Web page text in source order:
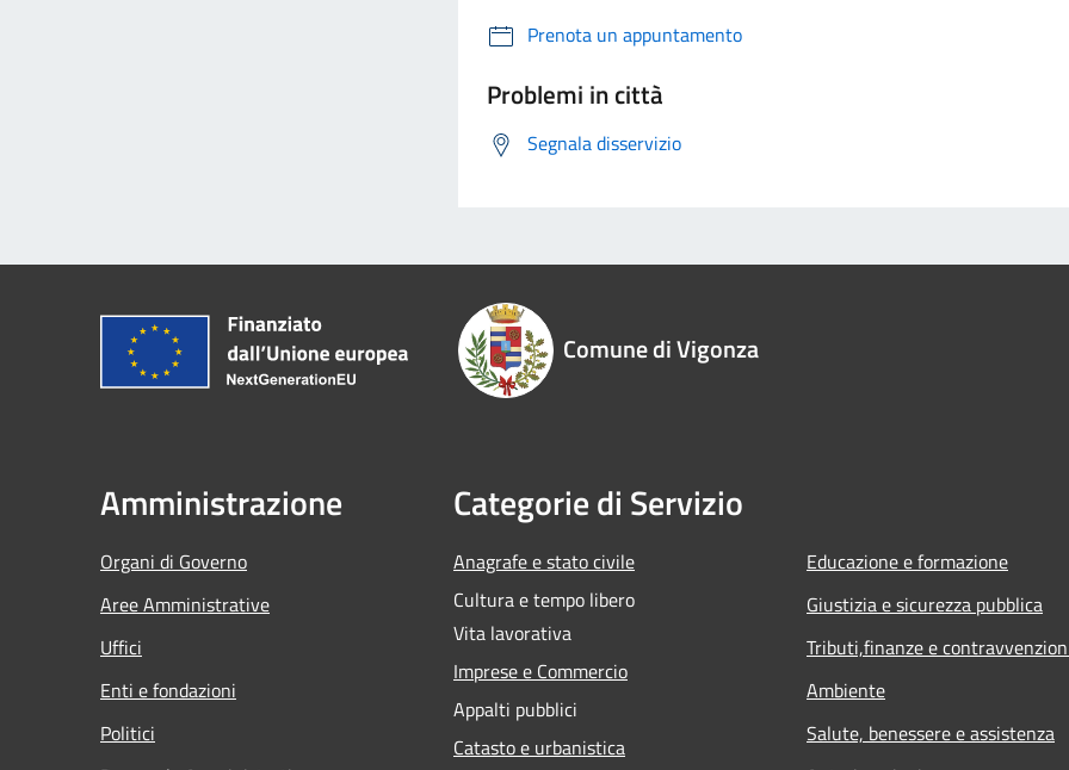
Prenota un appuntamento
Problemi in città
Segnala disservizio
Comune di Vigonza
Amministrazione
Organi di Governo
Aree Amministrative
Uffici
Enti e fondazioni
Politici
Categorie di Servizio
Anagrafe e stato civile
Cultura e tempo libero
Vita lavorativa
Imprese e Commercio
Appalti pubblici
Catasto e urbanistica
Educazione e formazione
Giustizia e sicurezza pubblica
Tributi,finanze e
Ambiente
Salute, benessere e assistenza